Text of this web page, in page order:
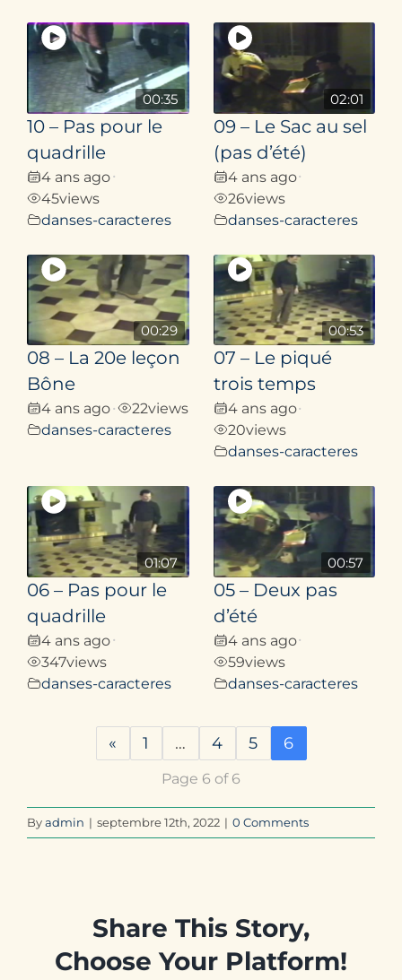
00:35
10 – Pas pour le
quadrille
4 ans ago•
45views
danses-caracteres
02:01
09 – Le Sac au sel
(pas d’été)
4 ans ago•
26views
danses-caracteres
00:29
08 – La 20e leçon
Bône
4 ans ago• 22views
danses-caracteres
00:53
07 – Le piqué
trois temps
4 ans ago•
20views
danses-caracteres
01:07
06 – Pas pour le
quadrille
4 ans ago•
347views
danses-caracteres
00:57
05 – Deux pas
d’été
4 ans ago•
59views
danses-caracteres
« 1 … 4 5 6
Page 6 of 6
Byadmin | septembre 12th, 2022 | 0 Comments
Share This Story,
Choose Your Platform!